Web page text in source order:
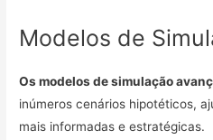
Modelos de
Os modelos de simulação
inúmeros cenários hipotéticos,
mais informadas e estratégicas.